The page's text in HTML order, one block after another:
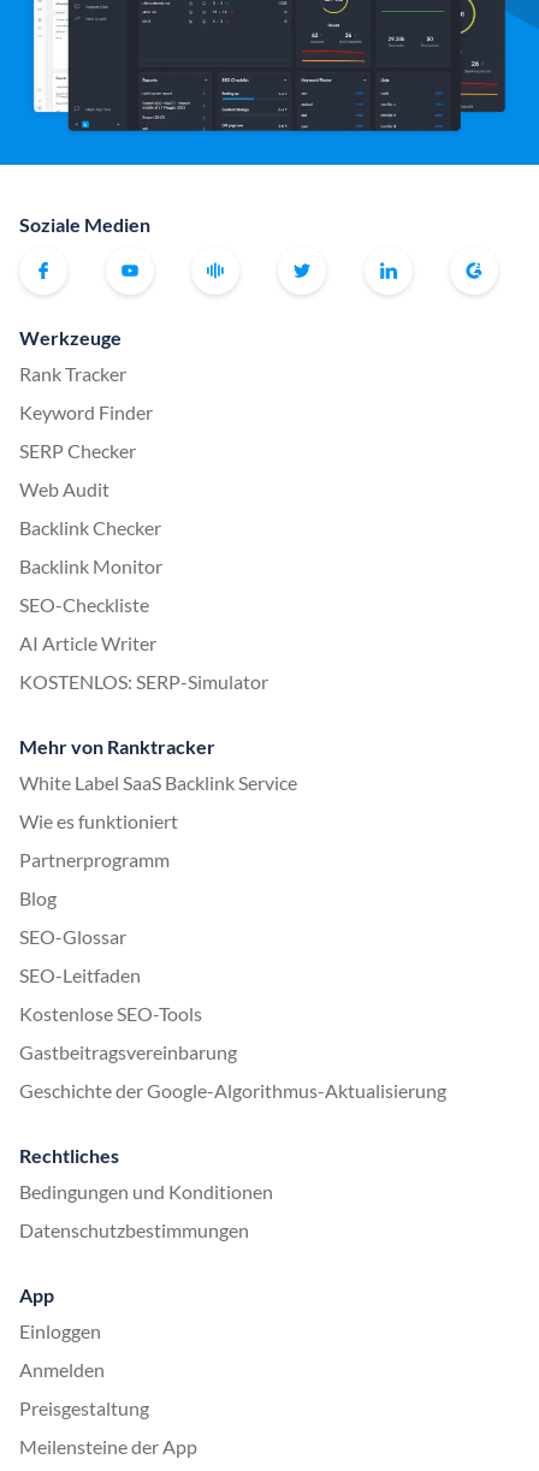
Soziale Medien
Werkzeuge
Rank Tracker
Keyword Finder
SERP Checker
Web Audit
Backlink Checker
Backlink Monitor
SEO-Checkliste
AI Article Writer
KOSTENLOS: SERP-Simulator
Mehr von Ranktracker
White Label SaaS Backlink Service
Wie es funktioniert
Partnerprogramm
Blog
SEO-Glossar
SEO-Leitfaden
Kostenlose SEO-Tools
Gastbeitragsvereinbarung
Geschichte der Google-Algorithmus-Aktualisierung
Rechtliches
Bedingungen und Konditionen
Datenschutzbestimmungen
App
Einloggen
Anmelden
Preisgestaltung
Meilensteine der App